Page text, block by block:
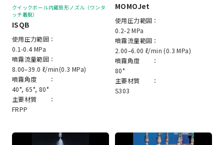
クイックボール内蔵扇形ノズル（ワンタ
ッチ着脱）
ISQB
使用圧力範囲：
0.1-0.4 MPa
噴霧流量範囲：
8.00–39.0 ℓ/min(0.3 MPa)
噴霧角度 ：
40°, 65°, 80°
主要材質 ：
FRPP
MOMOJet
使用圧力範囲：
0.2-2 MPa
噴霧流量範囲：
2.00–6.00 ℓ/min (0.3 MPa)
噴霧角度 ：
80°
主要材質 ：
S303